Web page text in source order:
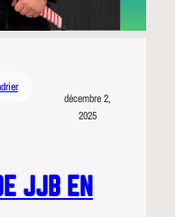
décembre 2,
2025
JJB EN